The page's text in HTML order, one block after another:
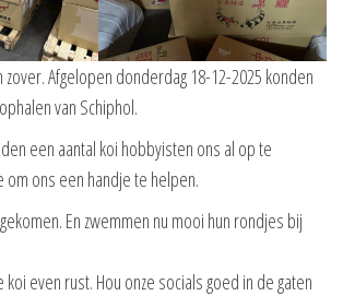
zover. Afgelopen donderdag 18-12-2025 konden
van Schiphol.
een aantal koi hobbyisten ons al op te
om ons een handje te helpen.
En zwemmen nu mooi hun rondjes bij
even rust. Hou onze socials goed in de gaten